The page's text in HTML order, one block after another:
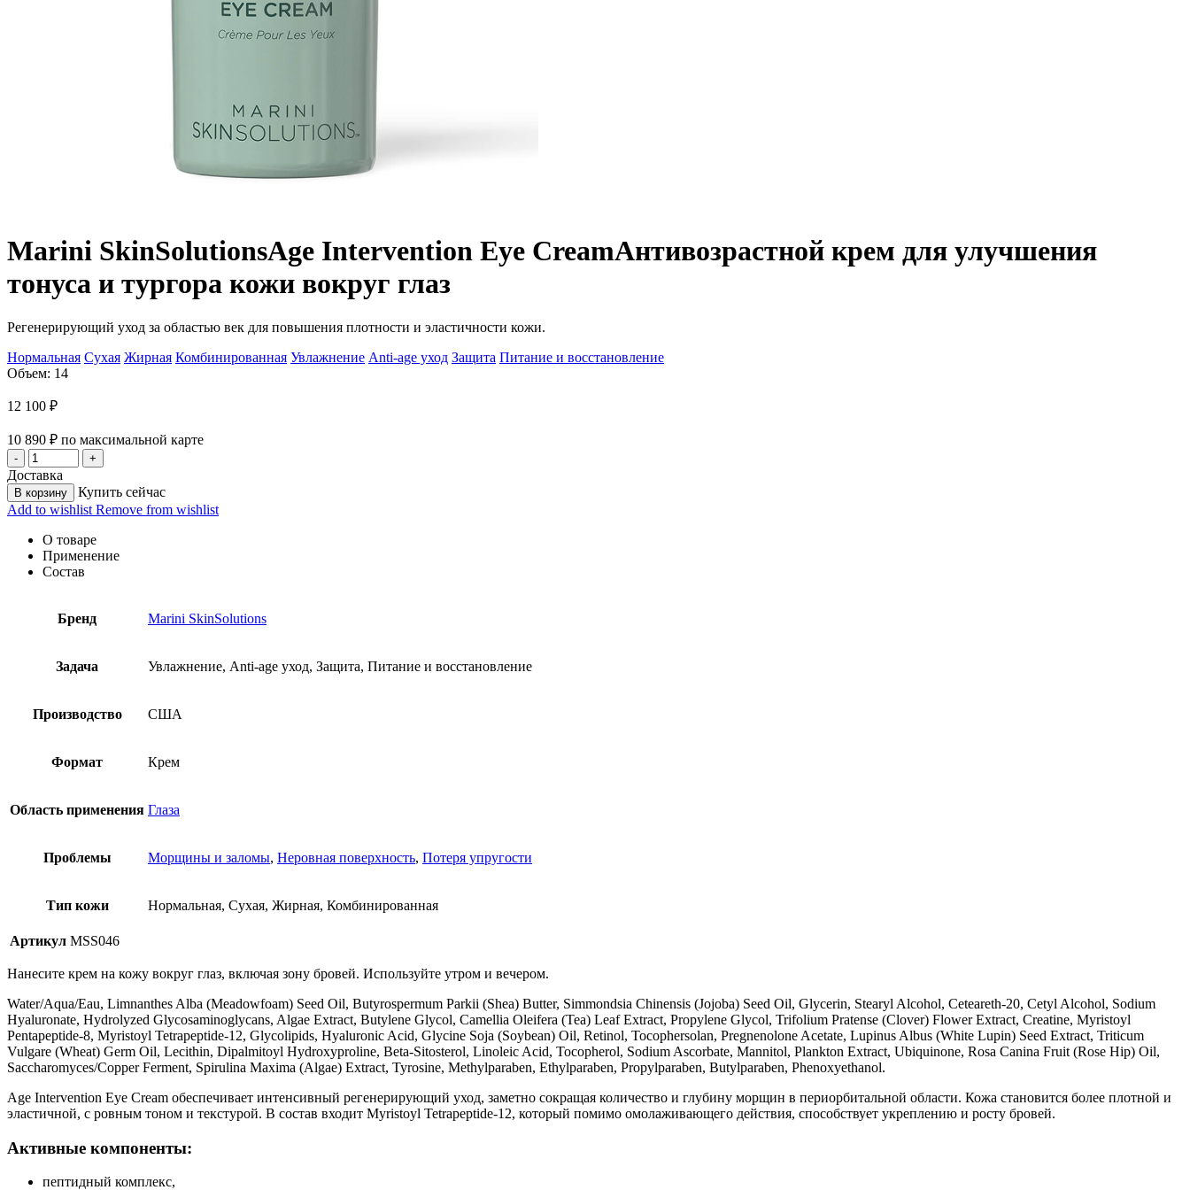
Marini SkinSolutionsAge Intervention Eye CreamАнтивозрастной крем для улучшения
тонуса и тургора кожи вокруг глаз
Регенерирующий уход за областью век для повышения плотности и эластичности кожи.
Нормальная Сухая Жирная Комбинированная Увлажнение Anti-age уход Защита Питание и восстановление
Объем: 14
12 100 ₽
10 890 ₽ по максимальной карте
Доставка
В корзину
Купить сейчас
Add to wishlist Remove from wishlist
О товаре
Применение
Состав
Бренд Marini SkinSolutions
Задача Увлажнение, Anti-age уход, Защита, Питание и восстановление
Производство США
Формат Крем
Область применения Глаза
Проблемы Морщины и заломы, Неровная поверхность, Потеря упругости
Тип кожи Нормальная, Сухая, Жирная, Комбинированная
Артикул MSS046
Нанесите крем на кожу вокруг глаз, включая зону бровей. Используйте утром и вечером.
Water/Aqua/Eau, Limnanthes Alba (Meadowfoam) Seed Oil, Butyrospermum Parkii (Shea) Butter, Simmondsia Chinensis (Jojoba) Seed Oil, Glycerin, Stearyl Alcohol, Ceteareth-20, Cetyl Alcohol, Sodium
Hyaluronate, Hydrolyzed Glycosaminoglycans, Algae Extract, Butylene Glycol, Camellia Oleifera (Tea) Leaf Extract, Propylene Glycol, Trifolium Pratense (Clover) Flower Extract, Creatine, Myristoyl
Pentapeptide-8, Myristoyl Tetrapeptide-12, Glycolipids, Hyaluronic Acid, Glycine Soja (Soybean) Oil, Retinol, Tocophersolan, Pregnenolone Acetate, Lupinus Albus (White Lupin) Seed Extract, Triticum
Vulgare (Wheat) Germ Oil, Lecithin, Dipalmitoyl Hydroxyproline, Beta-Sitosterol, Linoleic Acid, Tocopherol, Sodium Ascorbate, Mannitol, Plankton Extract, Ubiquinone, Rosa Canina Fruit (Rose Hip) Oil,
Saccharomyces/Copper Ferment, Spirulina Maxima (Algae) Extract, Tyrosine, Methylparaben, Ethylparaben, Propylparaben, Butylparaben, Phenoxyethanol.
Age Intervention Eye Cream обеспечивает интенсивный регенерирующий уход, заметно сокращая количество и глубину морщин в периорбитальной области. Кожа становится более плотной и
эластичной, с ровным тоном и текстурой. В состав входит Myristoyl Tetrapeptide-12, который помимо омолаживающего действия, способствует укреплению и росту бровей.
Активные компоненты:
пептидный комплекс,